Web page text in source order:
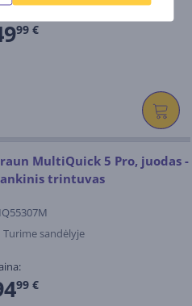
99 €
MultiQuick 5 Pro, juodas -
trintuvas
Turime sandėlyje
99 €